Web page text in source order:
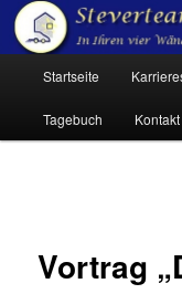
Zum
Inhalt
wechseln
Startseite
Tagebuch Kontakt
Vortrag